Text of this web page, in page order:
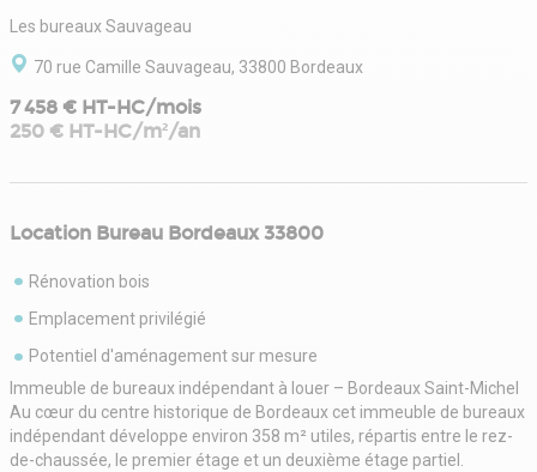
Les bureaux Sauvageau
70 rue Camille Sauvageau, 33800 Bordeaux
7 458 € HT-HC/mois
250 € HT-HC/m²/an
Location Bureau Bordeaux 33800
Rénovation bois
Emplacement privilégié
Potentiel d'aménagement sur mesure
Immeuble de bureaux indépendant à louer – Bordeaux Saint-Michel
Au cœur du centre historique de Bordeaux cet immeuble de bureaux
indépendant développe environ 358 m² utiles, répartis entre le rez-
de-chaussée, le premier étage et un deuxième étage partiel.